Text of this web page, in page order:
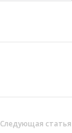
Следующая статья